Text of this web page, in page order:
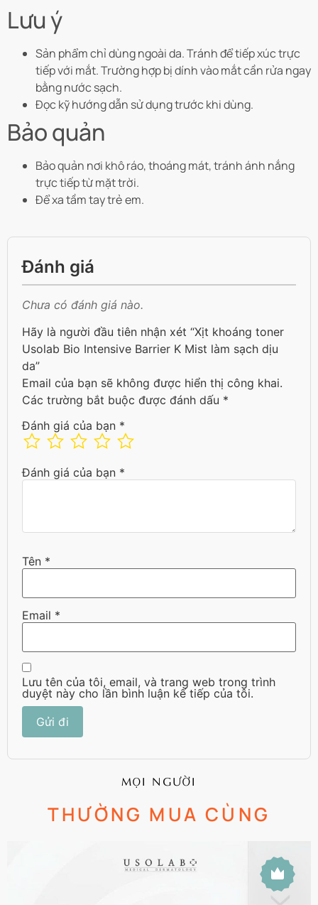
Lưu ý
Sản phẩm chỉ dùng ngoài da. Tránh để tiếp xúc trực
tiếp với mắt. Trường hợp bị dính vào mắt cần rửa ngay
bằng nước sạch.
Đọc kỹ hướng dẫn sử dụng trước khi dùng.
Bảo quản
Bảo quản nơi khô ráo, thoáng mát, tránh ánh nắng
trực tiếp từ mặt trời.
Để xa tầm tay trẻ em.
Đánh giá
Chưa có đánh giá nào.
Hãy là người đầu tiên nhận xét “Xịt khoáng toner
Usolab Bio Intensive Barrier K Mist làm sạch dịu
da”
Email của bạn sẽ không được hiển thị công khai.
Các trường bắt buộc được đánh dấu *
Đánh giá của bạn *
Đánh giá của bạn *
Tên *
Email *
Lưu tên của tôi, email, và trang web trong trình
duyệt này cho lần bình luận kế tiếp của tôi.
MỌI NGƯỜI
THƯỜNG MUA CÙNG